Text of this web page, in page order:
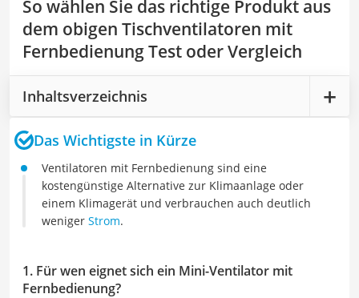
So wählen Sie das richtige Produkt aus
dem obigen Tischventilatoren mit
Fernbedienung Test oder Vergleich
Inhaltsverzeichnis
Das Wichtigste in Kürze
Ventilatoren mit Fernbedienung sind eine
kostengünstige Alternative zur Klimaanlage oder
einem Klimagerät und verbrauchen auch deutlich
weniger Strom.
1. Für wen eignet sich ein Mini-Ventilator mit
Fernbedienung?